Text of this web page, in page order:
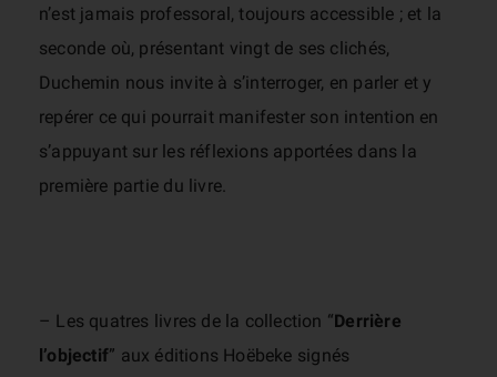
n’est jamais professoral, toujours accessible ; et la
seconde où, présentant vingt de ses clichés,
Duchemin nous invite à s’interroger, en parler et y
repérer ce qui pourrait manifester son intention en
s’appuyant sur les réflexions apportées dans la
première partie du livre.
– Les quatres livres de la collection “Derrière
l’objectif” aux éditions Hoëbeke signés